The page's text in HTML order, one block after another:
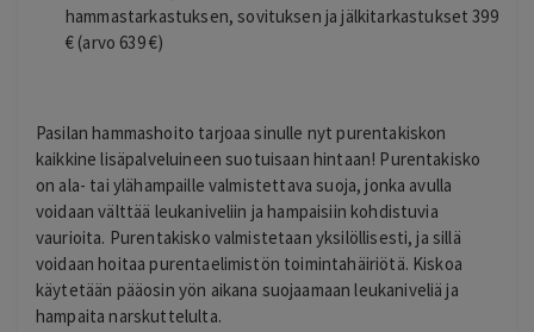
hammastarkastuksen, sovituksen ja jälkitarkastukset 399
€ (arvo 639 €)
Pasilan hammashoito tarjoaa sinulle nyt purentakiskon
kaikkine lisäpalveluineen suotuisaan hintaan! Purentakisko
on ala- tai ylähampaille valmistettava suoja, jonka avulla
voidaan välttää leukaniveliin ja hampaisiin kohdistuvia
vaurioita. Purentakisko valmistetaan yksilöllisesti, ja sillä
voidaan hoitaa purentaelimistön toimintahäiriötä. Kiskoa
käytetään pääosin yön aikana suojaamaan leukaniveliä ja
hampaita narskuttelulta.